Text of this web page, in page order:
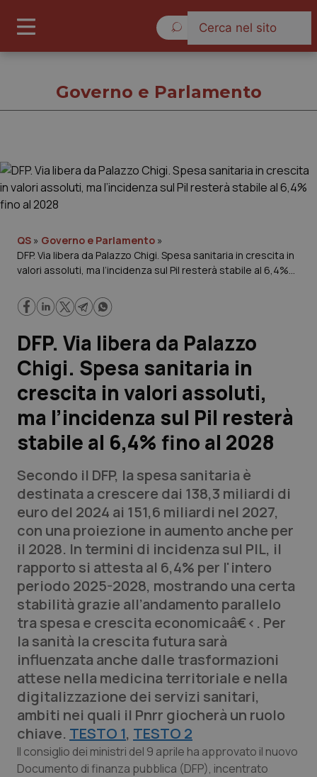
Cronache
Governo e Parlamento
Regioni e Asl
Lavoro e Professioni
Scienza e Farmaci
Studi e Analisi
Lettere al direttore
QS Pro
Professionisti Sanitari.AI
Abruzzo
Basilicata
Calabria
Campania
Emilia-Romagna
Friuli Venezia Giulia
QS Pro Gold
Artrite & artrosi
Asma & BPCO
Car-T
Colesterolo & coronaropatie
Dermatite Atopica
QS Club Newsletter
Governo e Parlamento
QS » Governo e Parlamento »
DFP. Via libera da Palazzo Chigi. Spesa sanitaria in crescita in
valori assoluti, ma l’incidenza sul Pil resterà stabile al 6,4%
DFP. Via libera da Palazzo
Chigi. Spesa sanitaria in
crescita in valori assoluti,
ma l’incidenza sul Pil resterà
stabile al 6,4% fino al 2028
Secondo il DFP, la spesa sanitaria è
destinata a crescere dai 138,3 miliardi di
euro del 2024 ai 151,6 miliardi nel 2027,
con una proiezione in aumento anche per
il 2028. In termini di incidenza sul PIL, il
rapporto si attesta al 6,4% per l'intero
periodo 2025-2028, mostrando una certa
stabilità grazie all’andamento parallelo
tra spesa e crescita economicaâ€‹. Per
la sanità la crescita futura sarà
influenzata anche dalle trasformazioni
attese nella medicina territoriale e nella
digitalizzazione dei servizi sanitari,
ambiti nei quali il Pnrr giocherà un ruolo
chiave. TESTO 1, TESTO 2
Il consiglio dei ministri del 9 aprile ha approvato il nuovo
Documento di finanza pubblica (DFP), incentrato